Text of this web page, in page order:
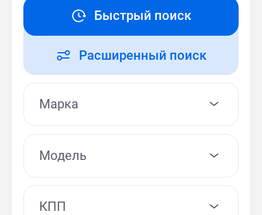
Быстрый поиск
Расширенный поиск
Модель
КПП